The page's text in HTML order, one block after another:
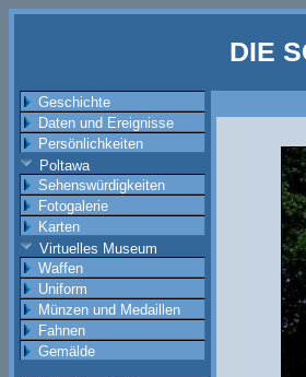
DIE
Geschichte
Daten und Ereignisse
Persönlichkeiten
Poltawa
Sehenswürdigkeiten
Fotogalerie
Karten
Virtuelles Museum
Waffen
Uniform
Münzen und Medaillen
Fahnen
Gemälde